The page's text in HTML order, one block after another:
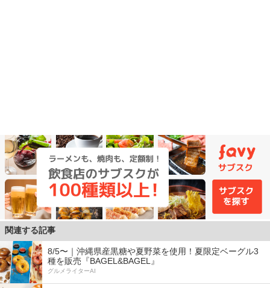
関連する記事
8/5〜｜沖縄県産黒糖や夏野菜を使用！夏限定ベーグル3
種を販売『BAGEL&BAGEL』
グルメライターAI